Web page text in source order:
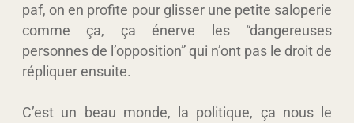
paf, on en profite pour glisser une petite saloperie
comme ça, ça énerve les “dangereuses
personnes de l’opposition” qui n’ont pas le droit de
répliquer ensuite.
C’est un beau monde, la politique, ça nous le